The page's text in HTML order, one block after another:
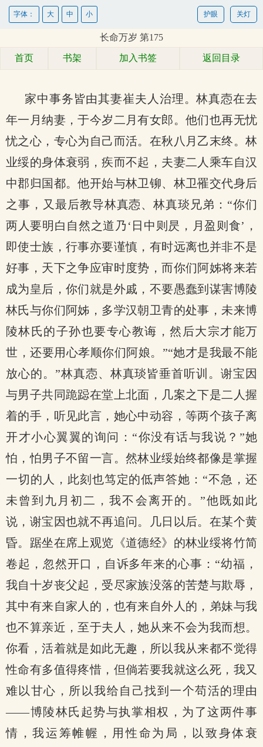
关灯
护眼
字体： 大 中 小
长命万岁 第175
首页 书架 加入书签 返回目录
家中事务皆由其妻崔夫人治理。林真悫在去
年一月纳妻，于今岁二月有女郎。他们也再无忧
忧之心，专心为自己而活。在秋八月乙末终。林
业绥的身体衰弱，疾而不起，夫妻二人乘车自汉
中郡归国都。他开始与林卫铆、林卫罹交代身后
之事，又最后教导林真悫、林真琰兄弟：“你们
两人要明白自然之道乃‘日中则昃，月盈则食’，
即使士族，行事亦要谨慎，有时远离也并非不是
好事，天下之争应审时度势，而你们阿姊将来若
成为皇后，你们就是外戚，不要愚蠢到谋害博陵
林氏与你们阿姊，多学汉朝卫青的处事，未来博
陵林氏的子孙也要专心教诲，然后大宗才能万
世，还要用心孝顺你们阿娘。”“她才是我最不能
放心的。”林真悫、林真琰皆垂首听训。谢宝因
与男子共同跪跽在堂上北面，几案之下是二人握
着的手，听见此言，她心中动容，等两个孩子离
开才小心翼翼的询问：“你没有话与我说？”她
怕，怕男子不留一言。然林业绥始终都像是掌握
一切的人，此刻也笃定的低声答她：“不急，还
未曾到九月初二，我不会离开的。”他既如此
说，谢宝因也就不再追问。几日以后。在某个黄
昏。踞坐在席上观览《道德经》的林业绥将竹简
卷起，忽然开口，自诉多年来的心事：“幼福，
我自十岁丧父起，受尽家族没落的苦楚与欺辱，
其中有来自家人的，也有来自外人的，弟妹与我
也不算亲近，至于夫人，她从来不会为我而想。
你看，活着就是如此无趣，所以我从来都不觉得
性命有多值得疼惜，但倘若要我就这么死，我又
难以甘心，所以我给自己找到一个苟活的理由
——博陵林氏起势与执掌相权，为了这两件事
情，我运筹帷幄，用性命为局，以致身体衰